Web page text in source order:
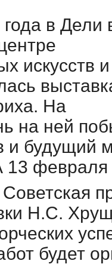
в Дели
искусств и
На
на ней
и будущий
февраля
Советская
Н.С.
будет